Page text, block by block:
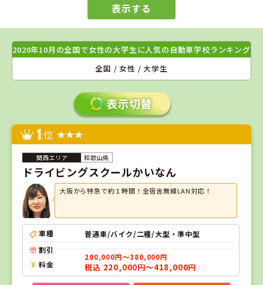
表示する
2020年10月の全国で女性の大学生に人気の自動車学校ランキング
全国 / 女性 / 大学生
1位
和歌山県
ドライビングスクールかいなん
大阪から特急で約１時間！全宿舎無線LAN対応！
車種
普通車/バイク/二種/大型・準中型
割引
料金
200,000円～380,000円
税込 220,000円～418,000円